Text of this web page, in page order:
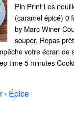
Pin Print Les
(caramel épicé) 0
by Marc Winer
souper, Repas
votre écran de
time 5 minutes
› Épice